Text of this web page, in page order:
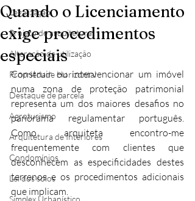
Legalização
Projeto de arquitetura
Alteração de utilização
Propriedade Horizontal
Destaque de parcela
Agroturismo
Arquitetura de Interiores
Condomínios
Lei dos solos
Simplex Urbanístico
Quando o Licenciamento
exige procedimentos
especiais
Construir ou intervencionar um imóvel
numa zona de proteção patrimonial
representa um dos maiores desafios no
panorama regulamentar português.
Como arquiteta encontro-me
frequentemente com clientes que
desconhecem as especificidades destes
terrenos e os procedimentos adicionais
que implicam.